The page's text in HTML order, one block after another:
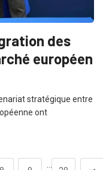
des
européen
stratégique entre
ont
…